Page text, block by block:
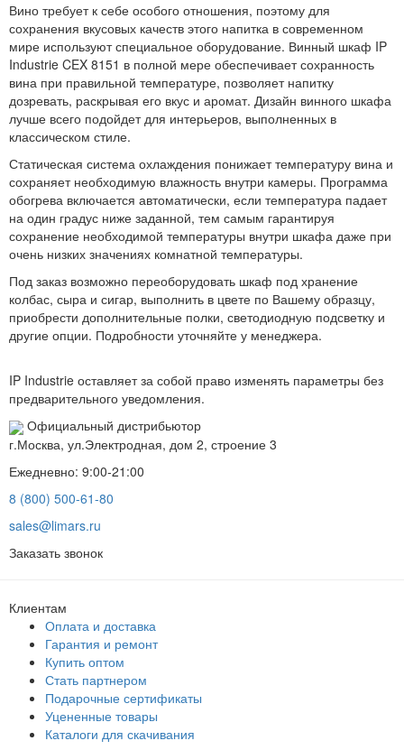
Вино требует к себе особого отношения, поэтому для
сохранения вкусовых качеств этого напитка в современном
мире используют специальное оборудование. Винный шкаф IP
Industrie CEX 8151 в полной мере обеспечивает сохранность
вина при правильной температуре, позволяет напитку
дозревать, раскрывая его вкус и аромат. Дизайн винного шкафа
лучше всего подойдет для интерьеров, выполненных в
классическом стиле.
Статическая система охлаждения понижает температуру вина и
сохраняет необходимую влажность внутри камеры. Программа
обогрева включается автоматически, если температура падает
на один градус ниже заданной, тем самым гарантируя
сохранение необходимой температуры внутри шкафа даже при
очень низких значениях комнатной температуры.
Под заказ возможно переоборудовать шкаф под хранение
колбас, сыра и сигар, выполнить в цвете по Вашему образцу,
приобрести дополнительные полки, светодиодную подсветку и
другие опции. Подробности уточняйте у менеджера.
IP Industrie оставляет за собой право изменять параметры без
предварительного уведомления.
Официальный дистрибьютор
г.Москва, ул.Электродная, дом 2, строение 3
Ежедневно: 9:00-21:00
8 (800) 500-61-80
sales@limars.ru
Заказать звонок
Клиентам
Оплата и доставка
Гарантия и ремонт
Купить оптом
Стать партнером
Подарочные сертификаты
Уцененные товары
Каталоги для скачивания